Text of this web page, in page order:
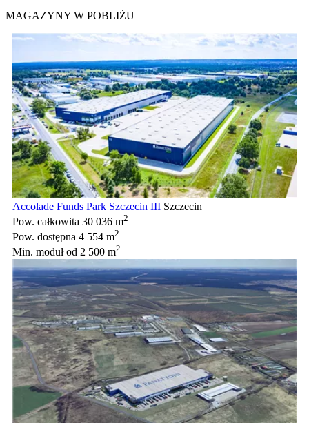
MAGAZYNY W POBLIŻU
Accolade Funds Park Szczecin III Szczecin
Pow. całkowita 30 036 m2
Pow. dostępna 4 554 m2
Min. modułod 2 500 m2